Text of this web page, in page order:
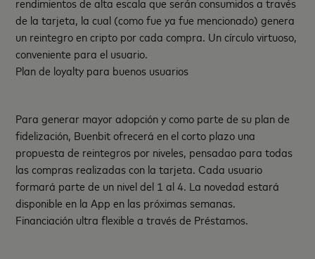
de la tarjeta, la cual (como fue ya fue mencionado) genera
un reintegro en cripto por cada compra. Un círculo virtuoso,
conveniente para el usuario.
Plan de loyalty para buenos usuarios
Para generar mayor adopción y como parte de su plan de
fidelización, Buenbit ofrecerá en el corto plazo una
propuesta de reintegros por niveles, pensadao para todas
las compras realizadas con la tarjeta. Cada usuario
formará parte de un nivel del 1 al 4. La novedad estará
disponible en la App en las próximas semanas.
Financiación ultra flexible a través de Préstamos.